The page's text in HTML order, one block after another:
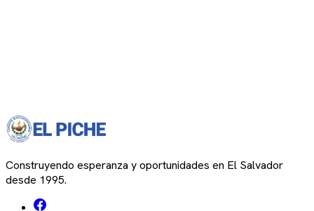
Construyendo esperanza y oportunidades en El Salvador
desde 1995.